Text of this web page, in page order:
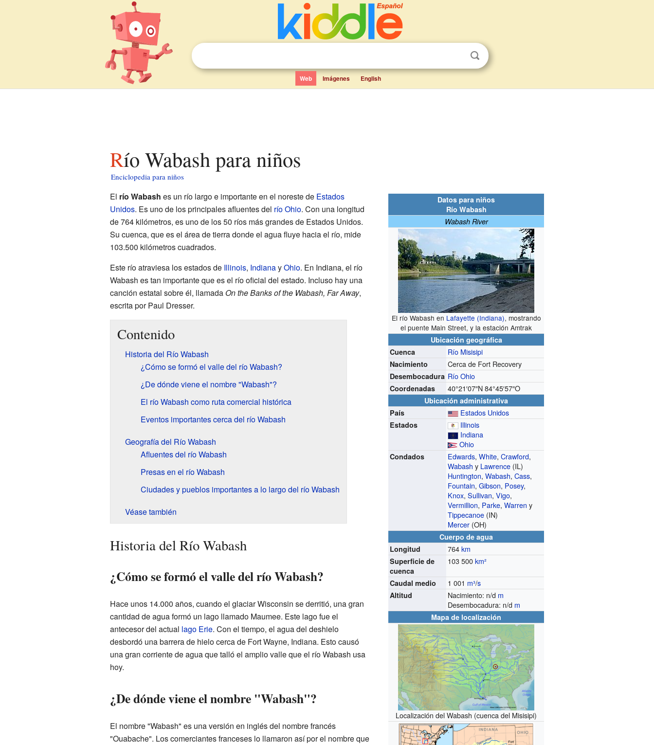
Web Imágenes English
Río Wabash para niños
Enciclopedia para niños
Datos para niños
Río Wabash
Wabash River
El río Wabash en Lafayette (Indiana), mostrando
el puente Main Street, y la estación Amtrak
Ubicación geográfica
Cuenca
Río Misisipi
Nacimiento Cerca de Fort Recovery
Desembocadura Río Ohio
Coordenadas 40°21′07″N 84°45′57″O
Ubicación administrativa
País
Estados Unidos
Estados
Illinois
Indiana
Ohio
Condados Edwards,White,Crawford,
Wabash y Lawrence (IL)
Huntington,Wabash,Cass,
Fountain,Gibson, Posey,
Knox,Sullivan,Vigo,
Vermillion, Parke,Warren y
Tippecanoe (IN)
Mercer (OH)
Cuerpo de agua
Longitud
764km
Superficie de
cuenca
103 500km²
Caudal medio 1 001 m³/s
Altitud Nacimiento: n/d m
Desembocadura: n/d m
Mapa de localización
Localización del Wabash (cuenca del Misisipi)
El río Wabash es un río largo e importante en el noreste de Estados
Unidos. Es uno de los principales afluentes del río Ohio. Con una longitud
de 764 kilómetros, es uno de los 50 ríos más grandes de Estados Unidos.
Su cuenca, que es el área de tierra donde el agua fluye hacia el río, mide
103.500 kilómetros cuadrados.
Este río atraviesa los estados de Illinois, IndianayOhio. En Indiana, el río
Wabash es tan importante que es el río oficial del estado. Incluso hay una
canción estatal sobre él, llamada On the Banks of the Wabash, Far Away,
escrita por Paul Dresser.
Contenido
Historia del Río Wabash
¿Cómo se formó el valle del río Wabash?
¿De dónde viene el nombre "Wabash"?
El río Wabash como ruta comercial histórica
Eventos importantes cerca del río Wabash
Geografía del Río Wabash
Afluentes del río Wabash
Presas en el río Wabash
Ciudades y pueblos importantes a lo largo del río Wabash
Véase también
Historia del Río Wabash
¿Cómo se formó el valle del río Wabash?
Hace unos 14.000 años, cuando el glaciar Wisconsin se derritió, una gran
cantidad de agua formó un lago llamado Maumee. Este lago fue el
antecesor del actual lago Erie. Con el tiempo, el agua del deshielo
desbordó una barrera de hielo cerca de Fort Wayne, Indiana. Esto causó
una gran corriente de agua que talló el amplio valle que el río Wabash usa
hoy.
¿De dónde viene el nombre "Wabash"?
El nombre "Wabash" es una versión en inglés del nombre francés
"Ouabache". Los comerciantes franceses lo llamaron así por el nombre que